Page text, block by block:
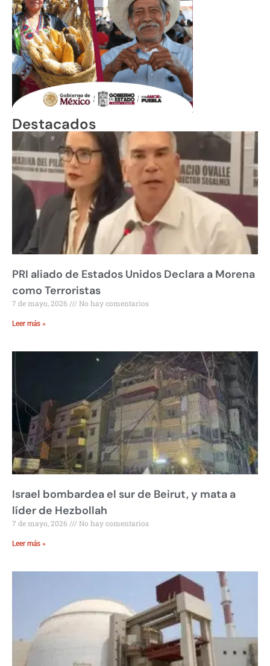
Destacados
PRI aliado de Estados Unidos Declara a Morena
como Terroristas
7 de mayo, 2026 No hay comentarios
Leer más »
Israel bombardea el sur de Beirut, y mata a
líder de Hezbollah
7 de mayo, 2026 No hay comentarios
Leer más »